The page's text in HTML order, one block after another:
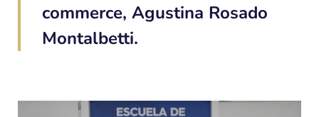
commerce, Agustina Rosado
Montalbetti.